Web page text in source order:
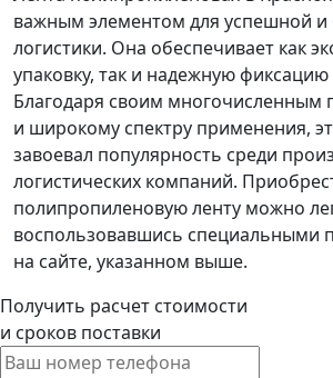
важным элементом для успешной и
логистики. Она обеспечивает как
упаковку, так и надежную
Благодаря своим многочисленным
и широкому спектру применения,
завоевал популярность среди
логистических компаний.
полипропиленовую ленту можно
воспользовавшись специальными
на сайте, указанном выше.
Получить расчет стоимости
и сроков поставки